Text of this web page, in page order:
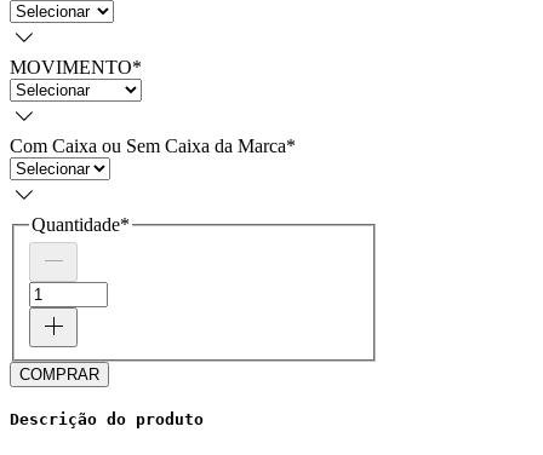
MOVIMENTO*
Com Caixa ou Sem Caixa da Marca*
Quantidade*
COMPRAR
Descrição do produto